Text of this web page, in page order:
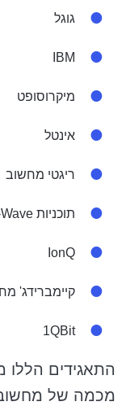
גוגל
IBM
מיקרוסופט
אינטל
ריגטי מחשוב
תוכניות D-Wave
IonQ
קיימברידג'
1QBit
התאגידים הללו
מכמה של מחשוב